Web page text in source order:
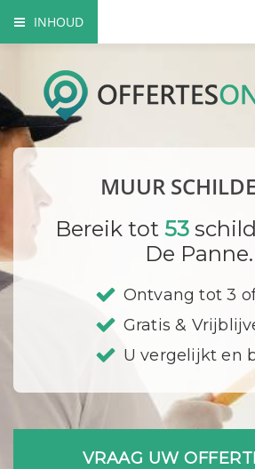
INHOUD
Mogelijke verfsoorten
Hoe gaat een schilder te werk?
Bedrijf registreren
MUUR
Bereik tot 53
De Panne.
Ontvang tot 3
Gratis &
U vergelijkt en
VRAAG UW